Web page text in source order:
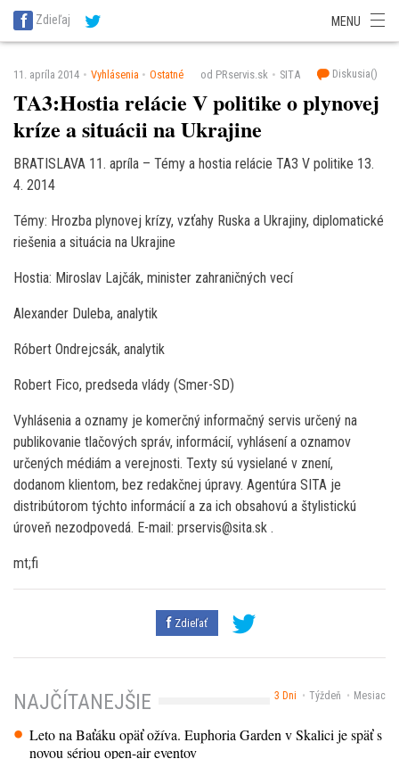
SITA Energetika
SITA Potravinárstvo
Zdieľaj MENU
11. apríla 2014 Vyhlásenia Ostatné od PRservis.sk SITA Diskusia()
TA3:Hostia relácie V politike o plynovej
kríze a situácii na Ukrajine
BRATISLAVA 11. apríla – Témy a hostia relácie TA3 V politike 13.
4. 2014
Témy: Hrozba plynovej krízy, vzťahy Ruska a Ukrajiny, diplomatické
riešenia a situácia na Ukrajine
Hostia: Miroslav Lajčák, minister zahraničných vecí
Alexander Duleba, analytik
Róbert Ondrejcsák, analytik
Robert Fico, predseda vlády (Smer-SD)
Vyhlásenia a oznamy je komerčný informačný servis určený na
publikovanie tlačových správ, informácií, vyhlásení a oznamov
určených médiám a verejnosti. Texty sú vysielané v znení,
dodanom klientom, bez redakčnej úpravy. Agentúra SITA je
distribútorom týchto informácií a za ich obsahovú a štylistickú
úroveň nezodpovedá. E-mail: prservis@sita.sk .
mt;fi
Zdieľať
3 Dni Týždeň Mesiac
NAJČÍTANEJŠIE
Leto na Baťáku opäť ožíva. Euphoria Garden v Skalici je späť s
novou sériou open-air eventov